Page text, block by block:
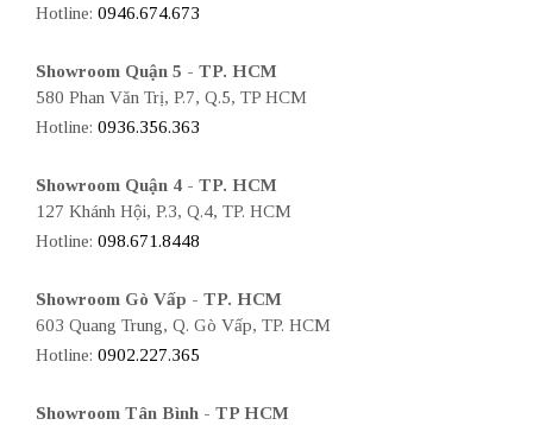
Hotline: 0946.674.673
Showroom Quận 5 - TP. HCM
580 Phan Văn Trị, P.7, Q.5, TP HCM
Hotline: 0936.356.363
Showroom Quận 4 - TP. HCM
127 Khánh Hội, P.3, Q.4, TP. HCM
Hotline: 098.671.8448
Showroom Gò Vấp - TP. HCM
603 Quang Trung, Q. Gò Vấp, TP. HCM
Hotline: 0902.227.365
Showroom Tân Bình - TP HCM